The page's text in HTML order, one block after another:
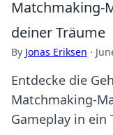
Matchmaking-
deiner Träume
By Jonas Eriksen ·
Entdecke die
Matchmaking-
Gameplay in ein